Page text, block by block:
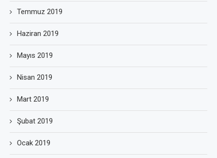
Temmuz 2019
Haziran 2019
Mayıs 2019
Nisan 2019
Mart 2019
Şubat 2019
Ocak 2019